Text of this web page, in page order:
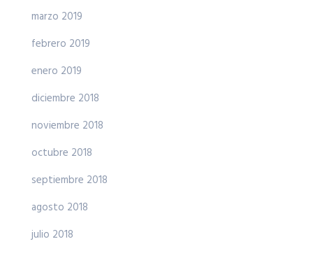
marzo 2019
febrero 2019
enero 2019
diciembre 2018
noviembre 2018
octubre 2018
septiembre 2018
agosto 2018
julio 2018